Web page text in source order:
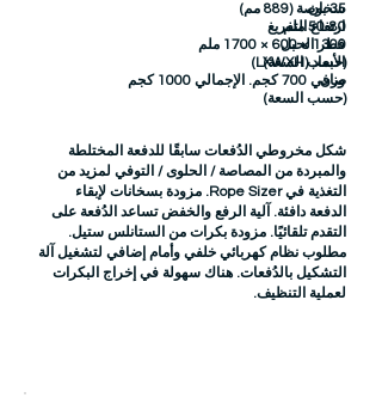
سخان
ارتفاع التفريغ
قطر الحبل
الأبعاد (LXWXH)
وزن
35 بوصة (889 مم)
50-80 ملم
1300 × 600 × 1700 ملم
(حسب السعة)
صافي 700 كجم. الإجمالي 1000 كجم
(حسب السعة)
شكل مخروطي الدُفعات سابقًا للدفعة المختلطة
والمبردة من المصاصة / الحلوى / التوفي لمزيد من
التغذية في Rope Sizer. مزودة بسخانات لإبقاء
الدفعة دافئة. آلية الرفع والخفض تساعد الدُفعة على
التقدم تلقائيًا. مزودة بكرات من الستانلس ستيل.
مطلوب نظام كهربائي خلفي وأمام إضافي لتشغيل آلة
التشكيل بالدُفعات. هناك سهولة في إخراج البكرات
لعملية التنظيف.